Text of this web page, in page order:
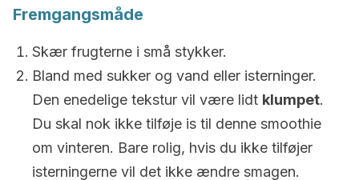
Fremgangsmåde
Skær frugterne i små stykker.
Bland med sukker og vand eller isterninger.
Den enedelige tekstur vil være lidt klumpet.
Du skal nok ikke tilføje is til denne smoothie
om vinteren. Bare rolig, hvis du ikke tilføjer
isterningerne vil det ikke ændre smagen.